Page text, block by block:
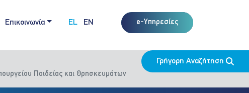
Επικοινωνία EL EN e-Υπηρεσίες
Παιδείας και Θρησκευμάτων
Γρήγορη Αναζήτηση